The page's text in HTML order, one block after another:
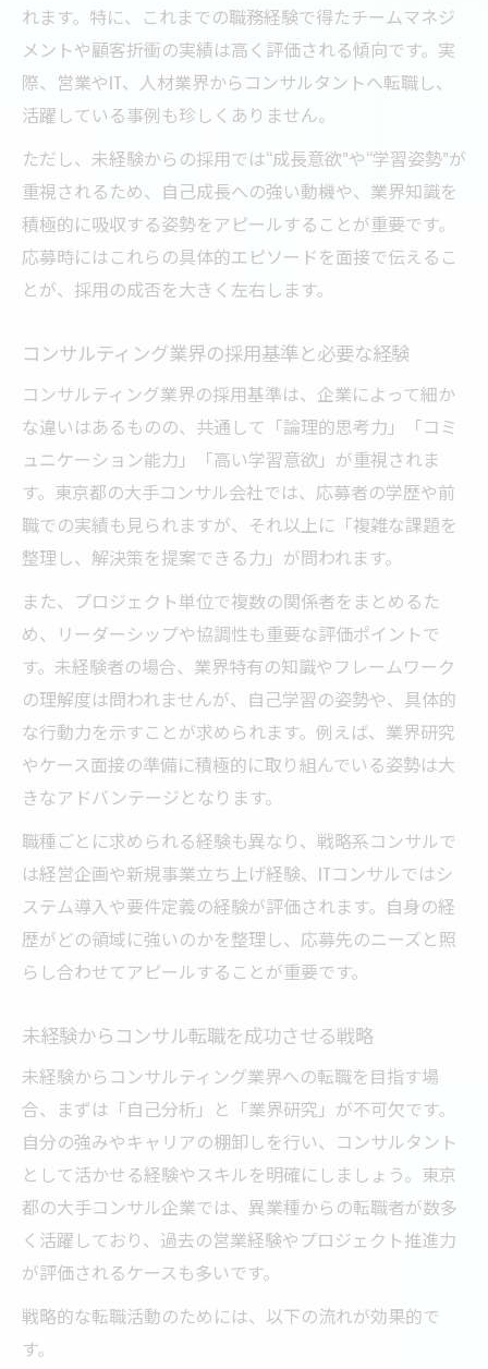
れます。特に、これまでの職務経験で得たチームマネジ
メントや顧客折衝の実績は高く評価される傾向です。実
際、営業やIT、人材業界からコンサルタントへ転職し、
活躍している事例も珍しくありません。
ただし、未経験からの採用では“成長意欲”や“学習姿勢”が
重視されるため、自己成長への強い動機や、業界知識を
積極的に吸収する姿勢をアピールすることが重要です。
応募時にはこれらの具体的エピソードを面接で伝えるこ
とが、採用の成否を大きく左右します。
コンサルティング業界の採用基準と必要な経験
コンサルティング業界の採用基準は、企業によって細か
な違いはあるものの、共通して「論理的思考力」「コミ
ュニケーション能力」「高い学習意欲」が重視されま
す。東京都の大手コンサル会社では、応募者の学歴や前
職での実績も見られますが、それ以上に「複雑な課題を
整理し、解決策を提案できる力」が問われます。
また、プロジェクト単位で複数の関係者をまとめるた
め、リーダーシップや協調性も重要な評価ポイントで
す。未経験者の場合、業界特有の知識やフレームワーク
の理解度は問われませんが、自己学習の姿勢や、具体的
な行動力を示すことが求められます。例えば、業界研究
やケース面接の準備に積極的に取り組んでいる姿勢は大
きなアドバンテージとなります。
職種ごとに求められる経験も異なり、戦略系コンサルで
は経営企画や新規事業立ち上げ経験、ITコンサルではシ
ステム導入や要件定義の経験が評価されます。自身の経
歴がどの領域に強いのかを整理し、応募先のニーズと照
らし合わせてアピールすることが重要です。
未経験からコンサル転職を成功させる戦略
未経験からコンサルティング業界への転職を目指す場
合、まずは「自己分析」と「業界研究」が不可欠です。
自分の強みやキャリアの棚卸しを行い、コンサルタント
として活かせる経験やスキルを明確にしましょう。東京
都の大手コンサル企業では、異業種からの転職者が数多
く活躍しており、過去の営業経験やプロジェクト推進力
が評価されるケースも多いです。
戦略的な転職活動のためには、以下の流れが効果的で
す。